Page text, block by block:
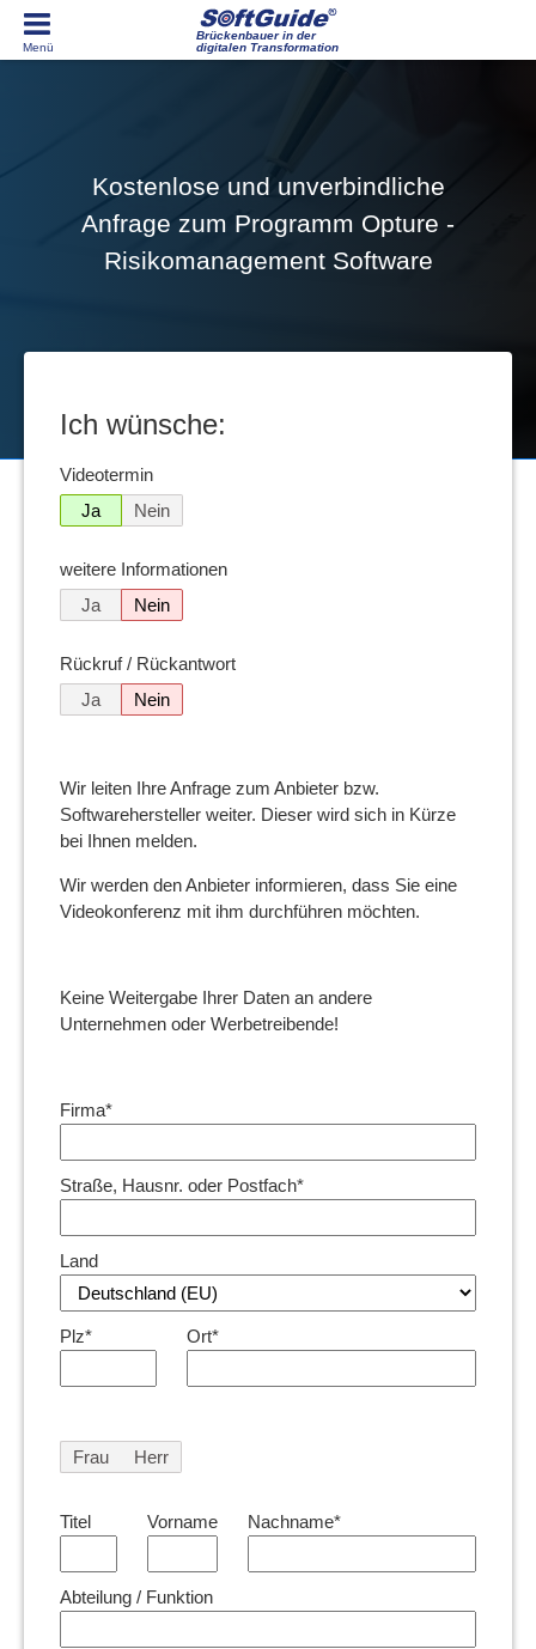
Brückenbauer in der
digitalen Transformation
Kostenlose und unverbindliche
Anfrage zum Programm Opture -
Risikomanagement Software
Ich wünsche:
Videotermin
Ja
Nein
weitere Informationen
Ja
Nein
Rückruf / Rückantwort
Ja
Nein
Wir leiten Ihre Anfrage zum Anbieter bzw.
Softwarehersteller weiter. Dieser wird sich in Kürze
bei Ihnen melden.
Wir werden den Anbieter informieren, dass Sie eine
Videokonferenz mit ihm durchführen möchten.
Keine Weitergabe Ihrer Daten an andere
Unternehmen oder Werbetreibende!
Firma*
Straße, Hausnr. oder Postfach*
Land
Plz* Ort*
Frau Herr
Titel Vorname Nachname*
Abteilung / Funktion